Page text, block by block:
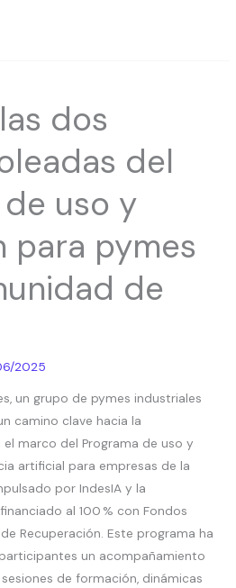
dos
del
uso y
para pymes
de
2025
un grupo de pymes industriales
camino clave hacia la
marco del Programa de uso y
artificial para empresas de la
por IndesIA y la
al 100 % con Fondos
Recuperación. Este programa ha
un acompañamiento
de formación, dinámicas